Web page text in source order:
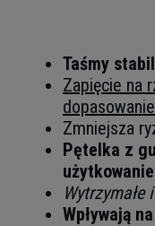
Taśmy
Zapięcie na
dopasowanie
Zmniejsza
Pętelka z
użytkowanie
Wpływają